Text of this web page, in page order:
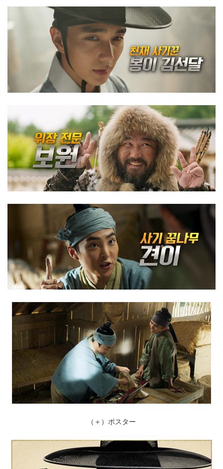
（＋）ポスター